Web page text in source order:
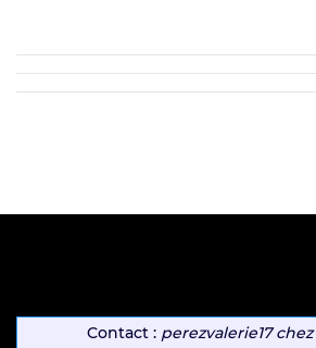
Contact : perezvalerie17chez